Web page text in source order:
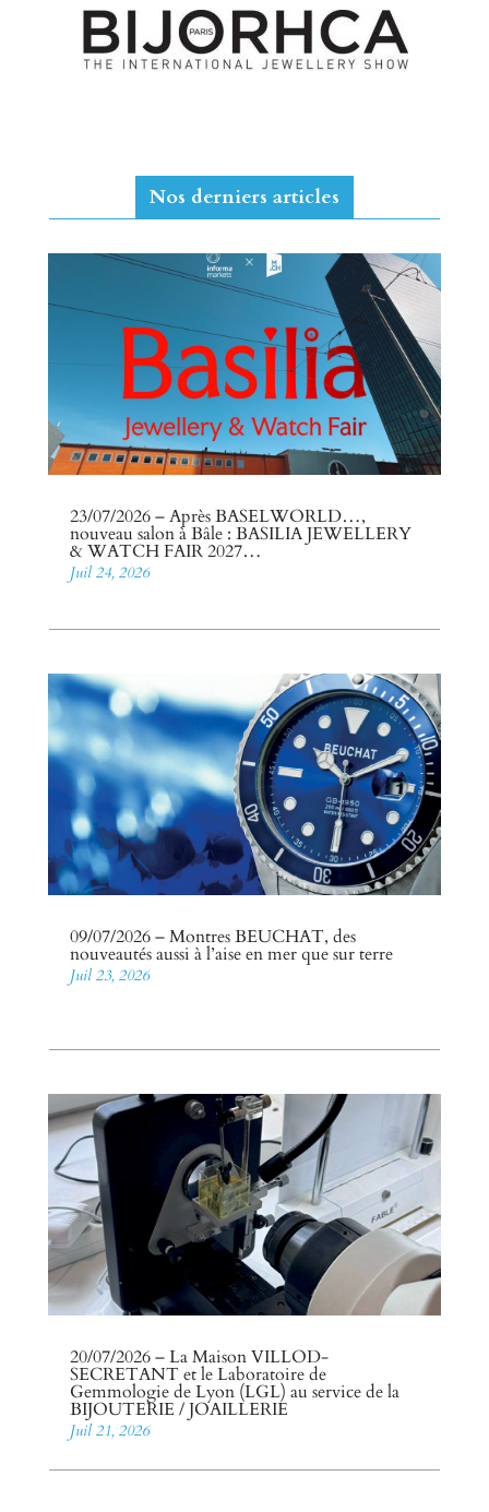
Nos derniers articles
23/07/2026 – Après BASELWORLD…,
nouveau salon à Bâle : BASILIA JEWELLERY
& WATCH FAIR 2027…
Juil 24, 2026
09/07/2026 – Montres BEUCHAT, des
nouveautés aussi à l’aise en mer que sur terre
Juil 23, 2026
20/07/2026 – La Maison VILLOD-
SECRETANT et le Laboratoire de
Gemmologie de Lyon (LGL) au service de la
BIJOUTERIE / JOAILLERIE
Juil 21, 2026